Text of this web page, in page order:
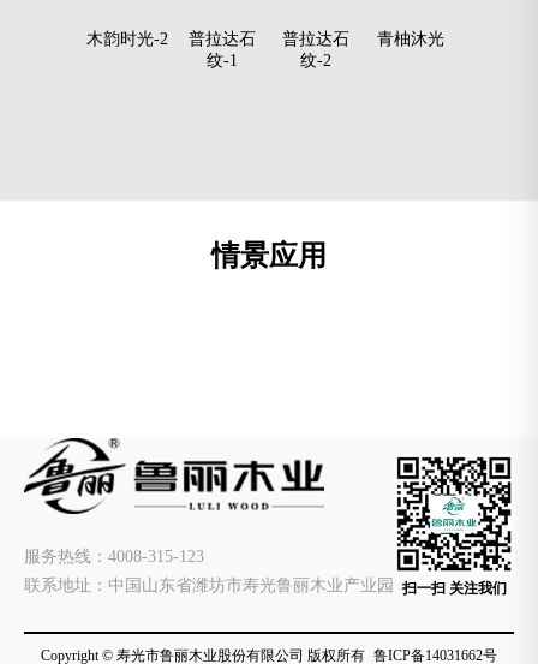
木韵时光-2
普拉达石
纹-1
普拉达石
纹-2
青柚沐光
情景应用
服务热线：4008-315-123
联系地址：中国山东省潍坊市寿光鲁丽木业产业园
Copyright © 寿光市鲁丽木业股份有限公司 版权所有 鲁ICP备14031662号